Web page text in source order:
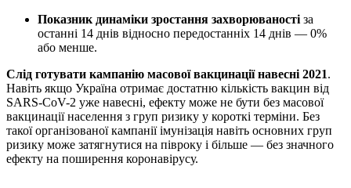
Показник динаміки зростання захворюваності за
останні 14 днів відносно передостанніх 14 днів — 0%
або менше.
Слід готувати кампанію масової вакцинації навесні 2021.
Навіть якщо Україна отримає достатню кількість вакцин від
SARS-CoV-2 уже навесні, ефекту може не бути без масової
вакцинації населення з груп ризику у короткі терміни. Без
такої організованої кампанії імунізація навіть основних груп
ризику може затягнутися на півроку і більше — без значного
ефекту на поширення коронавірусу.